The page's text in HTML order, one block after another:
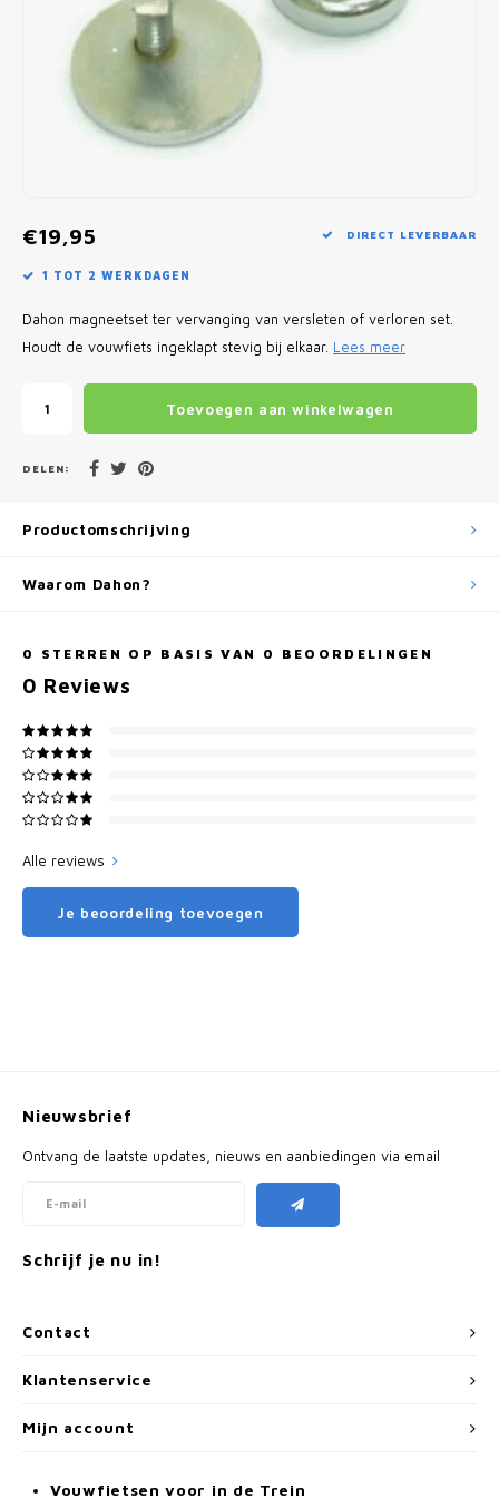
Fietscomputers
Zadeltassen
€19,95 DIRECT LEVERBAAR
1 TOT 2 WERKDAGEN
Dahon magneetset ter vervanging van versleten of verloren set.
Houdt de vouwfiets ingeklapt stevig bij elkaar. Lees meer
Toevoegen aan winkelwagen
DELEN:
Productomschrijving
Waarom Dahon?
0 STERREN OP BASIS VAN 0 BEOORDELINGEN
0 Reviews
Alle reviews
Je beoordeling toevoegen
Contact
Nieuwsbrief
Ontvang de laatste updates, nieuws en aanbiedingen via email
Schrijf je nu in!
Klantenservice
Mijn account
Vouwfietsen voor in de Trein